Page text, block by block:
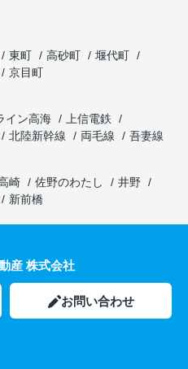
東町 高砂町
堰代町
京目町
イン高海
上信電鉄
北陸新幹線 両毛線
吾妻線
崎 佐野のわたし
井野
新前橋
産 株式会社
お問い合わせ